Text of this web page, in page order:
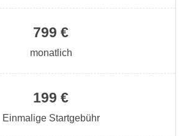
199 €
Einmalige Startgebühr
799 €
monatlich